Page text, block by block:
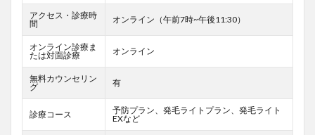
アクセス・診療時
間
オンライン（午前7時~午後11:30）
オンライン診療ま
たは対面診療
オンライン
無料カウンセリン
グ
有
診療コース
予防プラン、発毛ライトプラン、発毛ライト
EXなど